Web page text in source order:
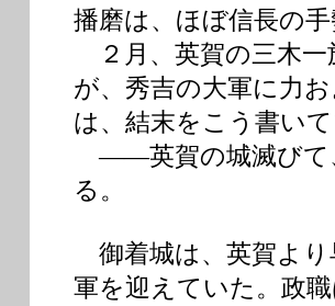
播磨は、ほぼ信長の
２月、英賀の三木一
が、秀吉の大軍に力
は、結末をこう書い
――英賀の城滅びて
る。
御着城は、英賀より
軍を迎えていた。政